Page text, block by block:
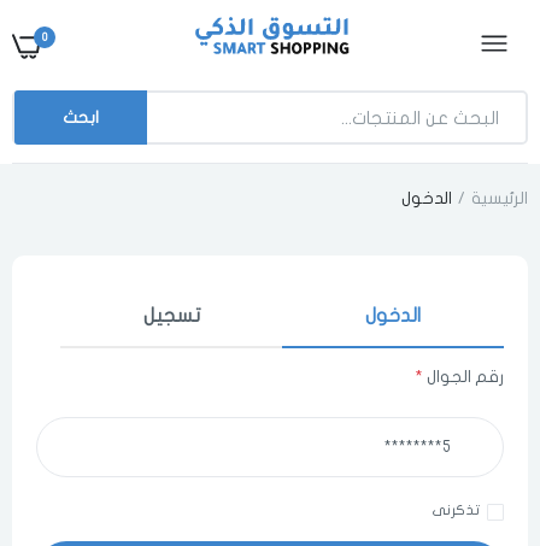
0
ابحث
الرئيسية الدخول
الدخول تسجيل
رقم الجوال *
تذكرنى
اختر المدينة